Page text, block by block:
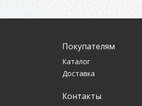
Покупателям
Каталог
Доставка
Контакты